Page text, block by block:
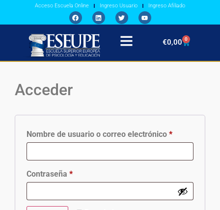
Acceso Escuela Online Ingreso Usuario Ingreso Afiliado
€0,00 0
Acceder
Nombre de usuario o correo electrónico *
Contraseña *